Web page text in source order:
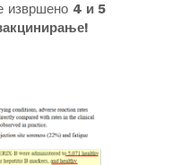
извршено 4 и 5